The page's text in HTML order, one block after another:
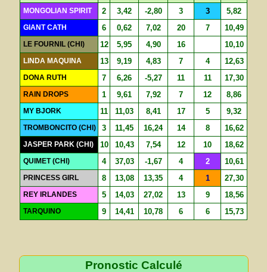
MONGOLIAN SPIRIT 2 3,42 -2,80 3 3 5,82
GIANT CATH 6 0,62 7,02 20 7 10,49
LE FOURNIL (CHI) 12 5,95 4,90 16 10,10
LINDA MAQUINA 13 9,19 4,83 7 4 12,63
DONA RUTH 7 6,26 -5,27 11 11 17,30
RAIN DROPS 1 9,61 7,92 7 12 8,86
MY BJORK 11 11,03 8,41 17 5 9,32
TROMBONCITO (CHI) 3 11,45 16,24 14 8 16,62
JASPER PARK (CHI) 10 10,43 7,54 12 10 18,62
QUIMET (CHI) 4 37,03 -1,67 4 2 10,61
PRINCESS GIRL 8 13,08 13,35 4 1 27,30
REY IRLANDES 5 14,03 27,02 13 9 18,56
TARQUINO 9 14,41 10,78 6 6 15,73
Pronostic Calculé